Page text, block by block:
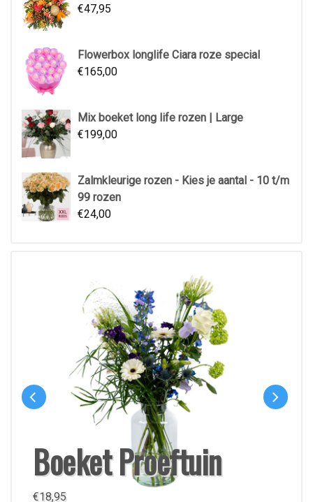
€47,95
Flowerbox longlife Ciara roze special
€165,00
Mix boeket long life rozen | Large
€199,00
Zalmkleurige rozen - Kies je aantal - 10 t/m
99 rozen
€24,00
Boeket Proeftuin
€18,95